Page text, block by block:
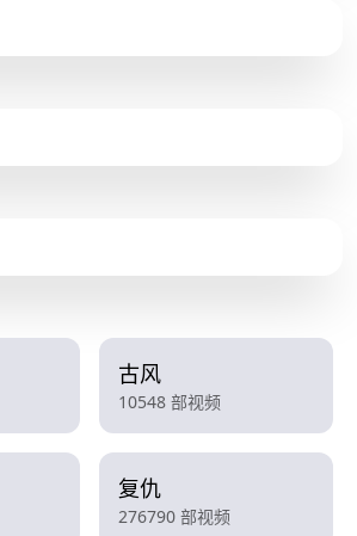
古风
10548 部视频
复仇
276790 部视频